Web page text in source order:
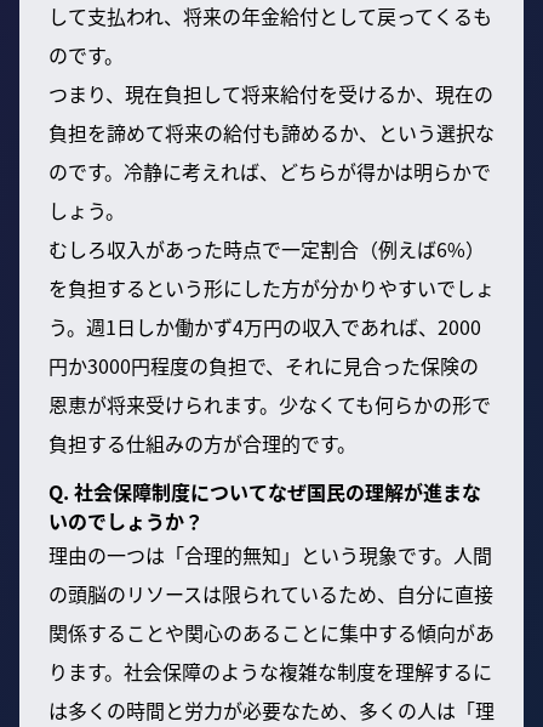
して支払われ、将来の年金給付として戻ってくるも
のです。
つまり、現在負担して将来給付を受けるか、現在の
負担を諦めて将来の給付も諦めるか、という選択な
のです。冷静に考えれば、どちらが得かは明らかで
しょう。
むしろ収入があった時点で一定割合（例えば6%）
を負担するという形にした方が分かりやすいでしょ
う。週1日しか働かず4万円の収入であれば、2000
円か3000円程度の負担で、それに見合った保険の
恩恵が将来受けられます。少なくても何らかの形で
負担する仕組みの方が合理的です。
Q. 社会保障制度についてなぜ国民の理解が進まな
いのでしょうか？
理由の一つは「合理的無知」という現象です。人間
の頭脳のリソースは限られているため、自分に直接
関係することや関心のあることに集中する傾向があ
ります。社会保障のような複雑な制度を理解するに
は多くの時間と労力が必要なため、多くの人は「理